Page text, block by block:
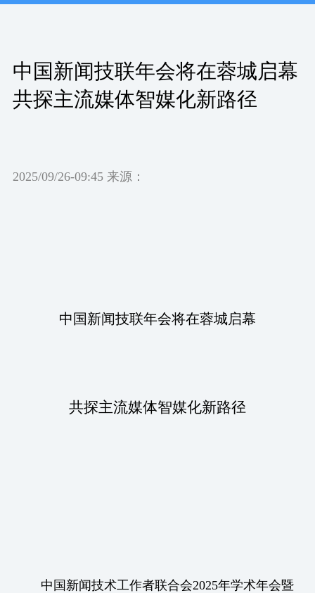
中国新闻技联年会将在蓉城启幕
共探主流媒体智媒化新路径
2025/09/26-09:45 来源：
中国新闻技联年会将在蓉城启幕
共探主流媒体智媒化新路径
中国新闻技术工作者联合会2025年学术年会暨